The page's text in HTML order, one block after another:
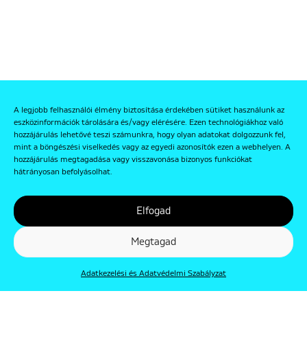
A legjobb felhasználói élmény biztosítása érdekében sütiket használunk az
eszközinformációk tárolására és/vagy elérésére. Ezen technológiákhoz való
hozzájárulás lehetővé teszi számunkra, hogy olyan adatokat dolgozzunk fel,
mint a böngészési viselkedés vagy az egyedi azonosítók ezen a webhelyen. A
hozzájárulás megtagadása vagy visszavonása bizonyos funkciókat
hátrányosan befolyásolhat.
Elfogad
Megtagad
Adatkezelési és Adatvédelmi Szabályzat